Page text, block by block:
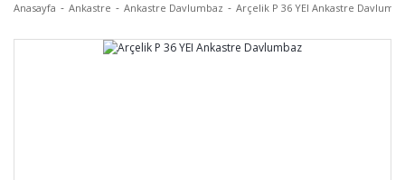
Anasayfa Ankastre Ankastre Davlumbaz Arçelik P 36 YEI Ankastre